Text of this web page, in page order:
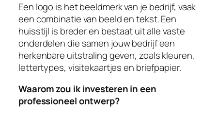
Een logo is het beeldmerk van je bedrijf, vaak
een combinatie van beeld en tekst. Een
huisstijl is breder en bestaat uit alle vaste
onderdelen die samen jouw bedrijf een
herkenbare uitstraling geven, zoals kleuren,
lettertypes, visitekaartjes en briefpapier.
Waarom zou ik investeren in een
professioneel ontwerp?